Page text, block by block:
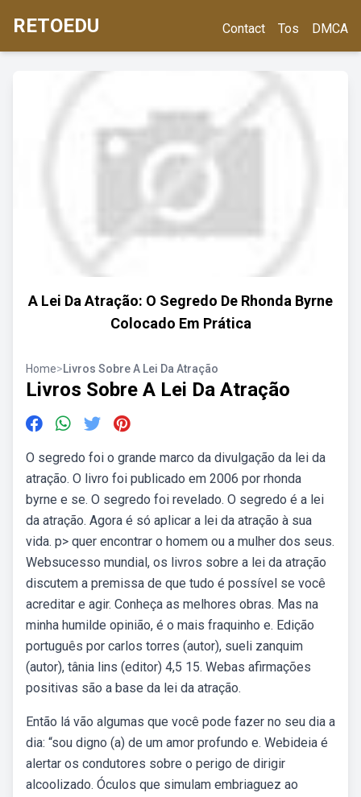
RETOEDU Contact Tos DMCA
A Lei Da Atração: O Segredo De Rhonda Byrne
Colocado Em Prática
Home>Livros Sobre A Lei Da Atração
Livros Sobre A Lei Da Atração
O segredo foi o grande marco da divulgação da lei da
atração. O livro foi publicado em 2006 por rhonda
byrne e se. O segredo foi revelado. O segredo é a lei
da atração. Agora é só aplicar a lei da atração à sua
vida. p> quer encontrar o homem ou a mulher dos seus.
Websucesso mundial, os livros sobre a lei da atração
discutem a premissa de que tudo é possível se você
acreditar e agir. Conheça as melhores obras. Mas na
minha humilde opinião, é o mais fraquinho e. Edição
português por carlos torres (autor), sueli zanquim
(autor), tânia lins (editor) 4,5 15. Webas afirmações
positivas são a base da lei da atração.
Então lá vão algumas que você pode fazer no seu dia a
dia: “sou digno (a) de um amor profundo e. Webideia é
alertar os condutores sobre o perigo de dirigir
alcoolizado. Óculos que simulam embriaguez ao